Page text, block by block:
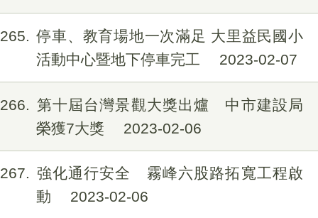
停車、教育場地一次滿足 大里益民國小
活動中心暨地下停車完工
2023-02-07
第十屆台灣景觀大獎出爐 中市建設局
榮獲7大獎
2023-02-06
強化通行安全 霧峰六股路拓寬工程啟
動
2023-02-06